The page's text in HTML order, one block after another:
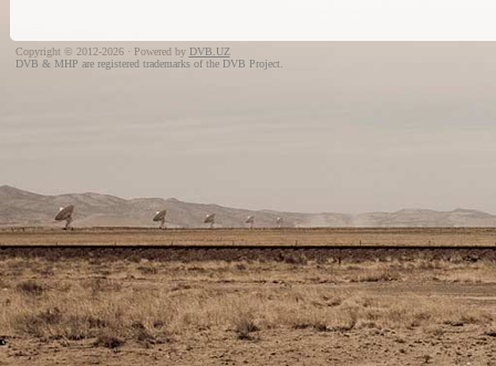
Copyright © 2012-2026 · Powered by DVB.UZ
DVB & MHP are registered trademarks of the DVB Project.